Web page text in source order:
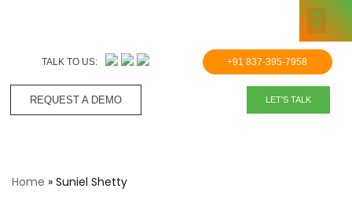
TALK TO US: +91 837-395-7958
REQUEST A DEMO​ LET'S TALK
Home » Suniel Shetty